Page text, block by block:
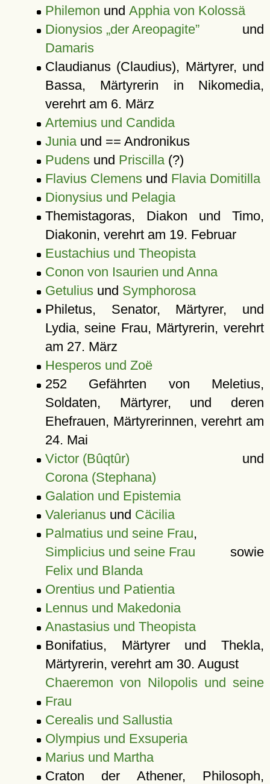
Philemon und Apphia von Kolossä
Dionysios „der Areopagite”und
Damaris
Claudianus (Claudius), Märtyrer, und
Bassa, Märtyrerin in Nikomedia,
verehrt am 6. März
Artemius und Candida
Juniaund == Andronikus
Pudensund Priscilla(?)
Flavius Clemensund Flavia Domitilla
Dionysius und Pelagia
Themistagoras, Diakon und Timo,
Diakonin, verehrt am 19. Februar
Eustachius und Theopista
Conon von Isaurien und Anna
Getuliusund Symphorosa
Philetus, Senator, Märtyrer, und
Lydia, seine Frau, Märtyrerin, verehrt
am 27. März
Hesperos und Zoë
252 Gefährten von Meletius,
Soldaten, Märtyrer, und deren
Ehefrauen, Märtyrerinnen, verehrt am
24. Mai
Victor (Bûqtûr) und
Corona (Stephana)
Galation und Epistemia
Valerianusund Cäcilia
Palmatius und seine Frau,
Simplicius und seine Frau sowie
Felix und Blanda
Orentius und Patientia
Lennus und Makedonia
Anastasius und Theopista
Bonifatius, Märtyrer und Thekla,
Märtyrerin, verehrt am 30. August
Chaeremon von Nilopolis und seine
Frau
Cerealis und Sallustia
Olympius und Exsuperia
Marius und Martha
Craton der Athener, Philosoph,